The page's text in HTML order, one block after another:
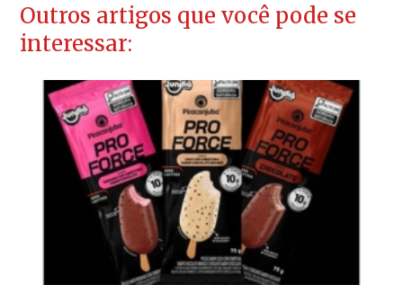
Outros artigos que você pode se
interessar: